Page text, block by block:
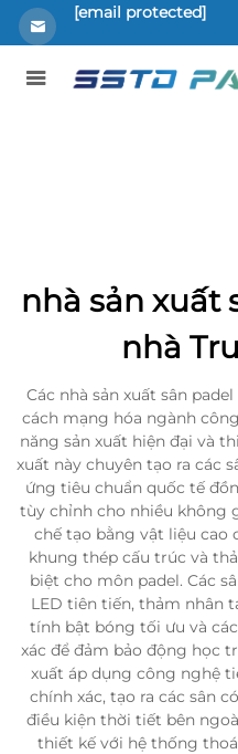
[email protected]
nhà sản xuất
nhà
Các nhà sản xuất sân
cách mạng hóa ngành
năng sản xuất hiện đại và
xuất này chuyên tạo ra các
ứng tiêu chuẩn quốc tế
tùy chỉnh cho nhiều không
chế tạo bằng vật liệu cao
khung thép cấu trúc và
biệt cho môn padel. Các
LED tiên tiến, thảm nhân
tính bật bóng tối ưu và
xác để đảm bảo động học
xuất áp dụng công nghệ
chính xác, tạo ra các sân
điều kiện thời tiết bên
thiết kế với hệ thống